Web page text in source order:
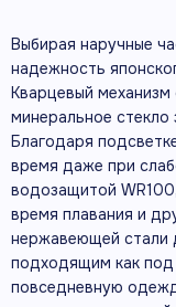
Выбирая наручные
надежность
Кварцевый механизм
минеральное
Благодаря
время даже при
водозащитой
время плавания и
нержавеющей стали
подходящим как
повседневную